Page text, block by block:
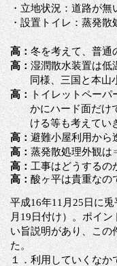
・立地状況：道路が
・設置トイレ：蒸発散
高：冬を考えて、普通
高：湿潤散水装置は低
同様、三国と本山
高： トイレットペーパ
かにハード面だけ
ける等も考えてい
高：避難小屋利用から
高：蒸発散処理外観は
高：工事はどうするの
高： 酸ヶ平は貴重なの
平成16年11月25日に
月19日付け）。ポイ
い旨説明があり、この
た。
１．利用していくなか